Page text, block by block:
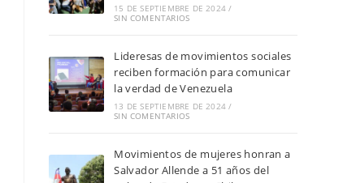
15 DE SEPTIEMBRE DE 2024 /
SIN COMENTARIOS
Lideresas de movimientos sociales
reciben formación para comunicar
la verdad de Venezuela
13 DE SEPTIEMBRE DE 2024 /
SIN COMENTARIOS
Movimientos de mujeres honran a
Salvador Allende a 51 años del